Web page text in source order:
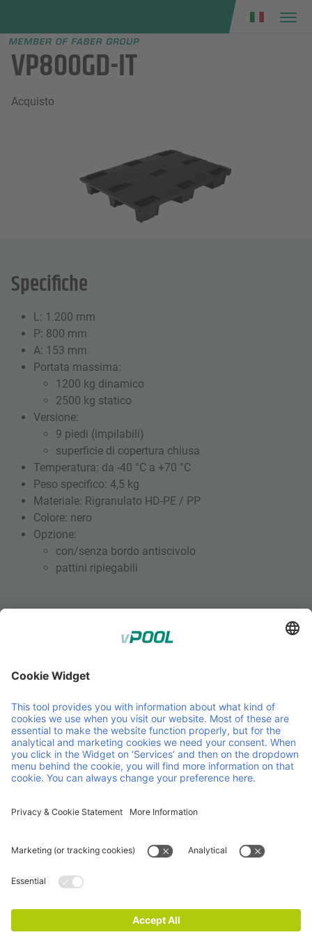
menu
VP800GD-IT
Acquisto
Specifiche
L: 1.200 mm
P: 800 mm
A: 153 mm
Portata massima:
1200 kg dinamico
2500 kg statico
Versione:
9 piedi (impilabili)
superficie di copertura chiusa
Temperatura: da -40 °C a +70 °C
Peso specifico: 4,5 kg
Materiale: Rigranulato HD-PE / PP
Colore: nero
Opzione:
con/senza bordo antiscivolo
pattini ripiegabili
Member of Faber Group
Link e documenti utili
Chi siamo
Downloads
Servizi
GTC
News
ISO Certifications
Informazioni
legali
Dichiarazione sulla privacy e sui cookie